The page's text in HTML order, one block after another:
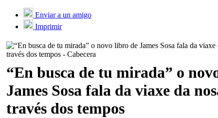
Enviar a un amigo
Imprimir
“En busca de tu mirada” o
James Sosa fala da viaxe da
través dos tempos